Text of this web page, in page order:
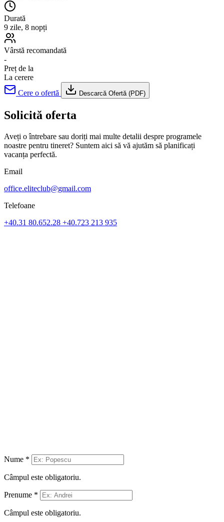
Durată
9 zile, 8 nopți
Vârstă recomandată
-
Preț de la
La cerere
Cere o ofertă
Descarcă Ofertă (PDF)
Solicită oferta
Aveți o întrebare sau doriți mai multe detalii despre programele
noastre pentru tineret? Suntem aici să vă ajutăm să planificați
vacanța perfectă.
Email
office.eliteclub@gmail.com
Telefoane
+40.31 80.652.28 +40.723 213 935
Nume *
Câmpul este obligatoriu.
Prenume *
Câmpul este obligatoriu.